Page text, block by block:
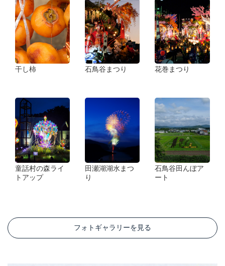
干し柿 石鳥谷まつり 花巻まつり
童話村の森ライ
トアップ
田瀬湖湖水まつ
り
石鳥谷田んぼア
ート
フォトギャラリーを見る